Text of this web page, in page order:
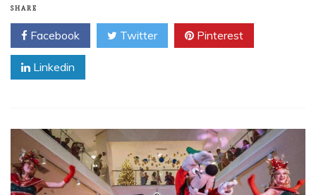
SHARE
Facebook Twitter Pinterest
Linkedin